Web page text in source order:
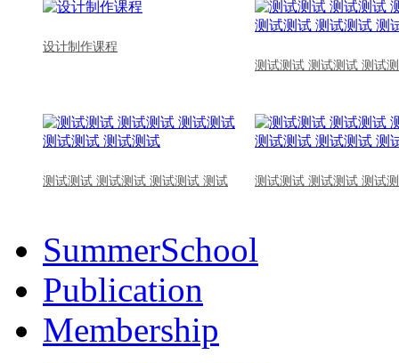
设计制作课程
测试测试 测试测试 测试
测试测试 测试测试 测试测试 测试 测试测试 测试测试 测试
SummerSchool
Publication
Membership